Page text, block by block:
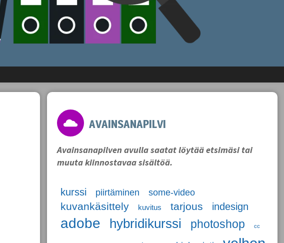
AVAINSANAPILVI
Avainsanapilven avulla saatat löytää etsimäsi tai
muuta kiinnostavaa sisältöä.
kurssi piirtäminen some-video
kuvankäsittely kuvitus tarjous indesign
adobe hybridikurssi photoshop cc